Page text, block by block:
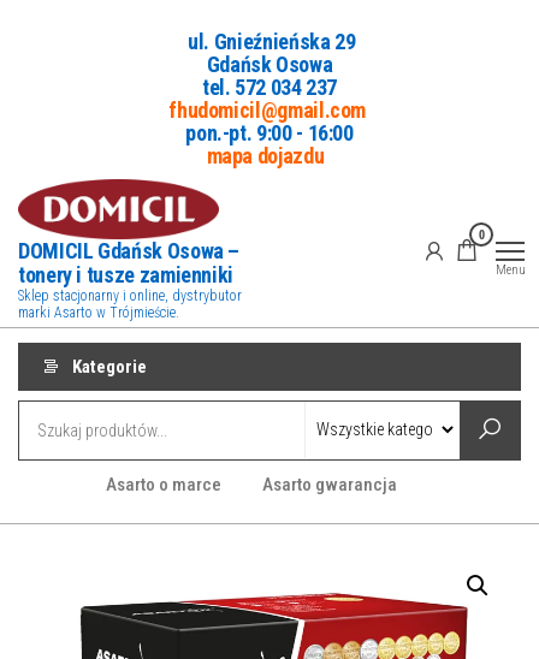
ul. Gnieźnieńska 29
Gdańsk Osowa
tel. 572 034 237
fhudomicil@gmail.com
pon.-pt. 9:00 - 16:00
mapa dojazdu
DOMICIL Gdańsk Osowa –
tonery i tusze zamienniki
Sklep stacjonarny i online, dystrybutor
marki Asarto w Trójmieście.
0
Menu
Kategorie
Asarto o marce Asarto gwarancja